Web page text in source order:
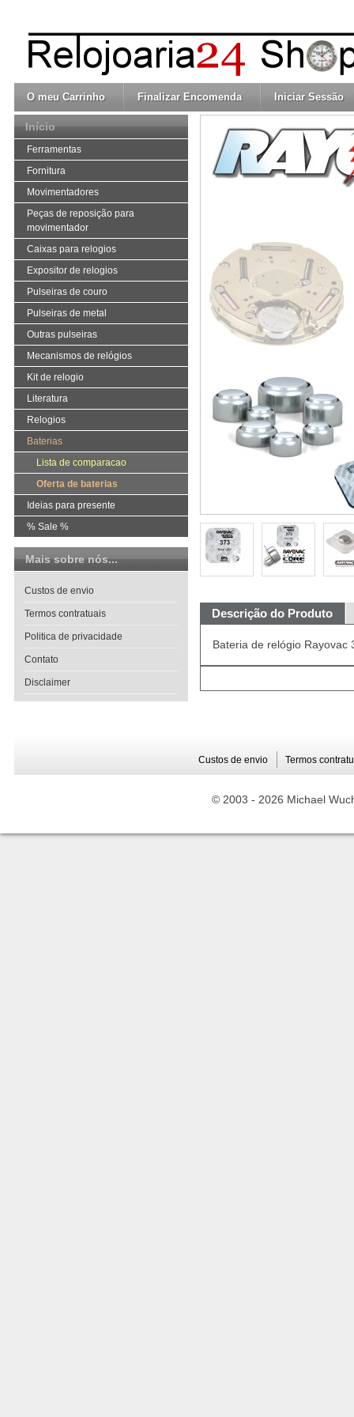
O meu Carrinho Finalizar Encomenda Iniciar Sessão
Descrição do Produto
Bateria de relógio Rayovac
Início
Ferramentas
Fornitura
Movimentadores
Peças de reposição para
movimentador
Caixas para relogios
Expositor de relogios
Pulseiras de couro
Pulseiras de metal
Outras pulseiras
Mecanismos de relógios
Kit de relogio
Literatura
Relogios
Baterias
Lista de comparacao
Oferta de baterias
Ideias para presente
% Sale %
Mais sobre nós...
Custos de envio
Termos contratuais
Politica de privacidade
Contato
Disclaimer
Custos de envio Termos
© 2003 - 2026 Michael